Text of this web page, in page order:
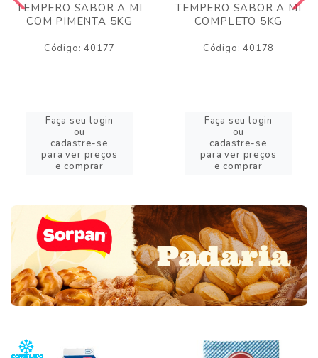
TEMPERO SABOR A MI
COM PIMENTA 5KG
Código: 40177
Faça seu login
ou
cadastre-se
para ver preços
e comprar
TEMPERO SABOR A MI
COMPLETO 5KG
Código: 40178
Faça seu login
ou
cadastre-se
para ver preços
e comprar